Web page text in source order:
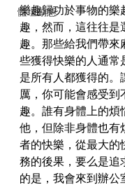
體壇動態
樂趣歸功於事物的樂
趣，然而，這往往是
趣。那些給我們帶來
些獲得快樂的人通常
是所有人都獲得的。
厲，你可能會感受到
趣。誰有身體上的煩
他，但除非身體也有
者的快樂，從最大的
務的後果，要么是追
的是，我會來到辦公